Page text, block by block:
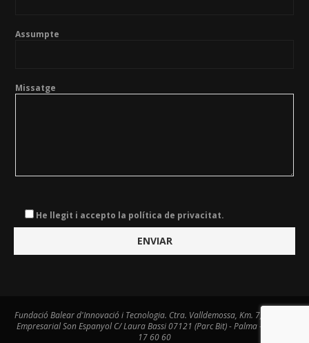
Assumpte
Missatge
He llegit i accepto la política de privacitat.
Fundació Balear d'Innovació i Tecnologia. Ctra. Valldemossa, Km. 7,4. Centre
Empresarial Son Espanyol C/ Laura Bassi 07121 (Parc Bit) - Palma - Tel. 971
17 60 60